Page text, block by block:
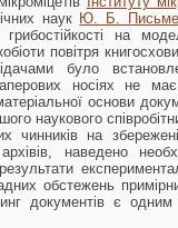
наук Ю. Б.
грибостійкості на
повітря
було
носіях не
основи
наукового
чинників на
наведено
обстежень
документів є